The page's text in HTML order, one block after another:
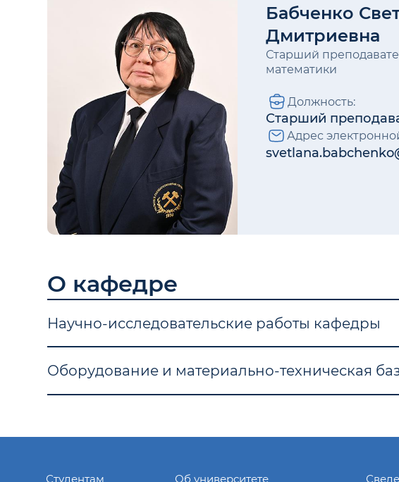
Бабченко
Дмитриевна
Старший
математики
Должность:
Старший
Адрес
О кафедре
Научно-исследовательские работы кафедры
Оборудование и материально-техническая
Студентам Об университете